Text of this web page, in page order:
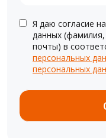
Я даю согласие
данных
почты) в
персональных
персональных